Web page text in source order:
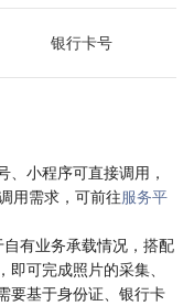
银行卡号
、小程序可直接调用，
用需求，可前往服务平
有业务承载情况，搭配
可完成照片的采集、
要基于身份证、银行卡